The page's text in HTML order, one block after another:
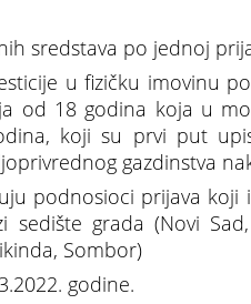
sredstava po jednoj
u fizičku imovinu
od 18 godina koja u
koji su prvi put
gazdinstva
podnosioci prijava koji
grada (Novi
Sombor)
godine.